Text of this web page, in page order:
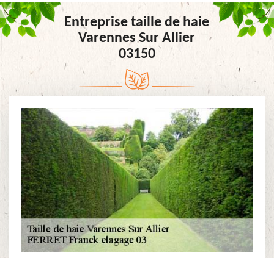
Entreprise taille de haie
Varennes Sur Allier
03150